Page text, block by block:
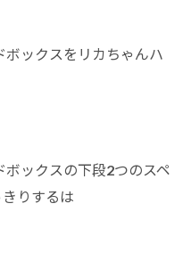
ックスをリカちゃんハ
ックスの下段2つのスペ
りするは